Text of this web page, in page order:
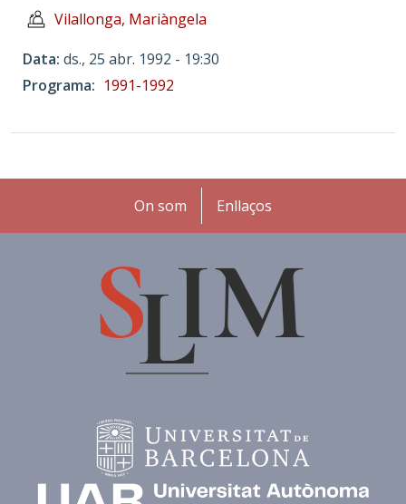
Vilallonga, Mariàngela
Data ds., 25 abr. 1992 - 19:30
Programa
1991-1992
Peu
On som Enllaços